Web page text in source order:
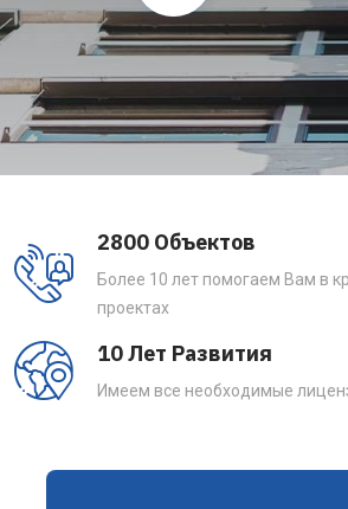
2800 Объектов
Более 10 лет помогаем Вам в
проектах
10 Лет Развития
Имеем все необходимые